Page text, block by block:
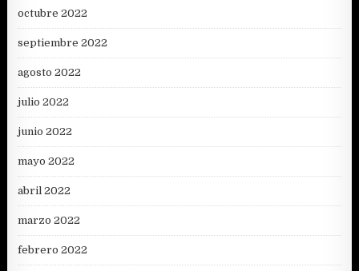
octubre 2022
septiembre 2022
agosto 2022
julio 2022
junio 2022
mayo 2022
abril 2022
marzo 2022
febrero 2022